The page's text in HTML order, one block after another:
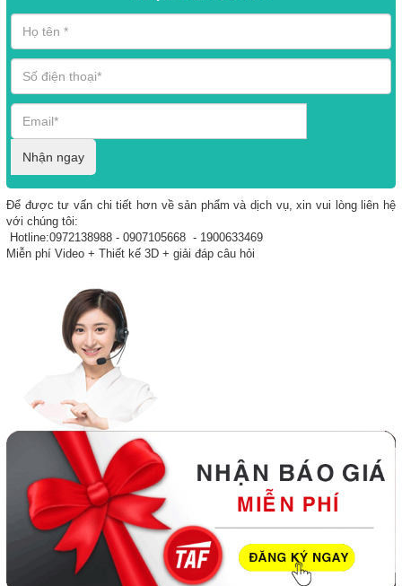
Nhận ngay
Để được tư vấn chi tiết hơn về sản phẩm và dịch vụ, xin vui lòng liên hệ
với chúng tôi:
Hotline:0972138988 - 0907105668 - 1900633469
Miễn phí Video + Thiết kế 3D + giải đáp câu hỏi